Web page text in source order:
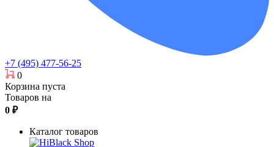
+7 (495) 477-56-25
0
Корзина пуста
Товаров на
0 ₽
Каталог товаров